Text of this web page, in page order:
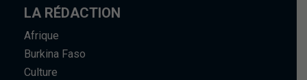
LA RÉDACTION
Afrique
Burkina Faso
Culture